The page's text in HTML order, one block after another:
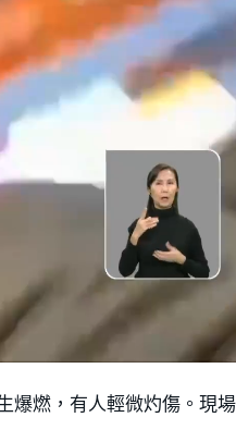
爆燃，有人輕微灼傷。現